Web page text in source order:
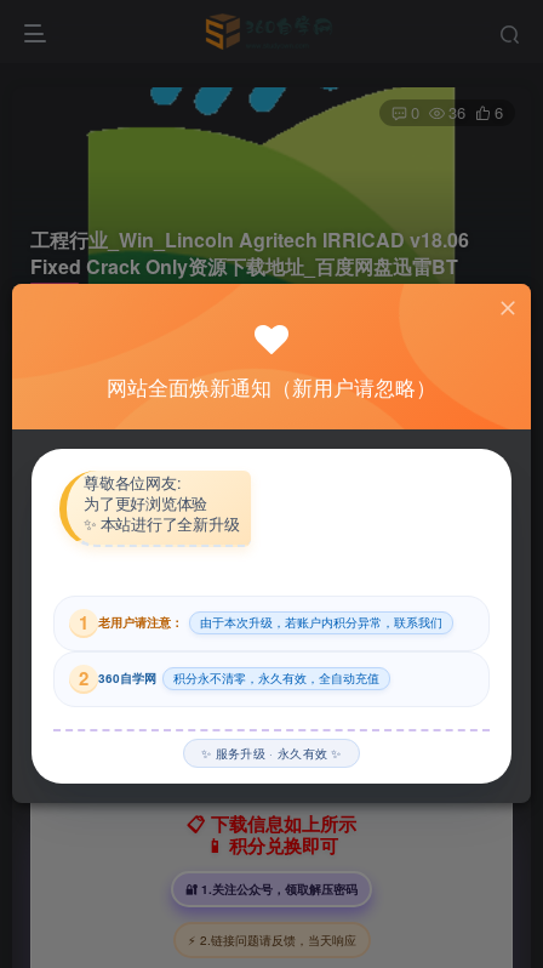
工程行业_Win_Lincoln Agritech IRRICAD v18.06
Fixed Crack Only资源下载地址_百度网盘迅雷BT
0 36 6
热心网友 关注
此内容为付费资源，请付费后查看
29积分
付费资源
📋 下载信息如上所示
📱 积分兑换即可
🔐 1.关注公众号，领取解压密码
⚡ 2.链接问题请反馈，当天响应
网站全面焕新通知（新用户请忽略）
尊敬各位网友:
为了更好浏览体验
✨ 本站进行了全新升级
1 老用户请注意： 由于本次升级，若账户内积分异常，联系我们
2 360自学网 积分永不清零，永久有效，全自动充值
✨ 服务升级 · 永久有效 ✨